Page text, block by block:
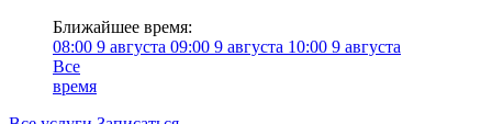
Ближайшее время:
08:00 9 августа 09:00 9 августа 10:00 9 августа
Все
время